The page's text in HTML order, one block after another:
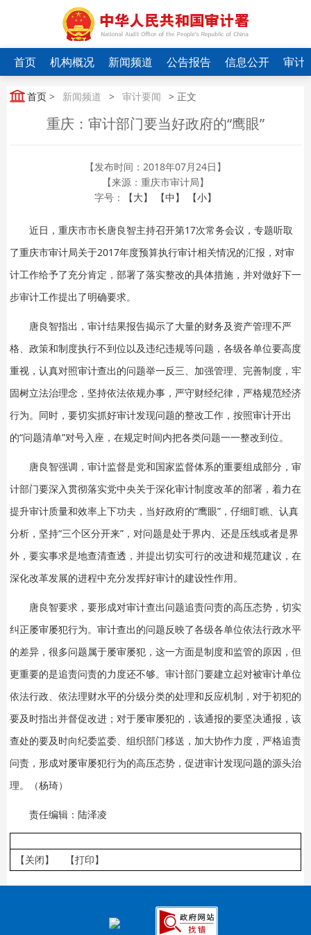
首页 机构概况 新闻频道 公告报告 信息公开 审计
首页 > 新闻频道 > 审计要闻 > 正文
重庆：审计部门要当好政府的“鹰眼”
【发布时间：2018年07月24日】
【来源：重庆市审计局】
字号：
【大】 【中】 【小】
近日，重庆市市长唐良智主持召开第17次常务会议，专题听取
了重庆市审计局关于2017年度预算执行审计相关情况的汇报，对审
计工作给予了充分肯定，部署了落实整改的具体措施，并对做好下一
步审计工作提出了明确要求。
唐良智指出，审计结果报告揭示了大量的财务及资产管理不严
格、政策和制度执行不到位以及违纪违规等问题，各级各单位要高度
重视，认真对照审计查出的问题举一反三、加强管理、完善制度，牢
固树立法治理念，坚持依法依规办事，严守财经纪律，严格规范经济
行为。同时，要切实抓好审计发现问题的整改工作，按照审计开出
的“问题清单”对号入座，在规定时间内把各类问题一一整改到位。
唐良智强调，审计监督是党和国家监督体系的重要组成部分，审
计部门要深入贯彻落实党中央关于深化审计制度改革的部署，着力在
提升审计质量和效率上下功夫，当好政府的“鹰眼”，仔细盯瞧、认真
分析，坚持“三个区分开来”，对问题是处于界内、还是压线或者是界
外，要实事求是地查清查透，并提出切实可行的改进和规范建议，在
深化改革发展的进程中充分发挥好审计的建设性作用。
唐良智要求，要形成对审计查出问题追责问责的高压态势，切实
纠正屡审屡犯行为。审计查出的问题反映了各级各单位依法行政水平
的差异，很多问题属于屡审屡犯，这一方面是制度和监管的原因，但
更重要的是追责问责的力度还不够。审计部门要建立起对被审计单位
依法行政、依法理财水平的分级分类的处理和反应机制，对于初犯的
要及时指出并督促改进；对于屡审屡犯的，该通报的要坚决通报，该
查处的要及时向纪委监委、组织部门移送，加大协作力度，严格追责
问责，形成对屡审屡犯行为的高压态势，促进审计发现问题的源头治
理。（杨琦）
责任编辑：陆泽凌
【关闭】 【打印】